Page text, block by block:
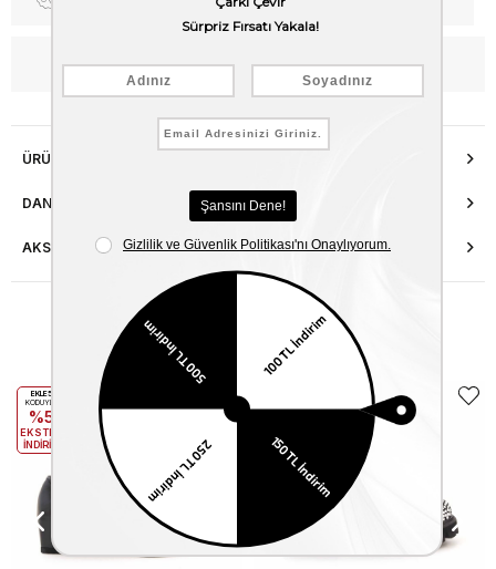
WhatsApp’tan Bilgi Al
ÜRÜN ÖZELLIKLERI
DANIŞMA HATTI
AKSESUAR ONARIMI
Benzer Ürünler
EKLE5
KODUYLA
%5
EKSTRA
İNDİRİM
İNDİRİM